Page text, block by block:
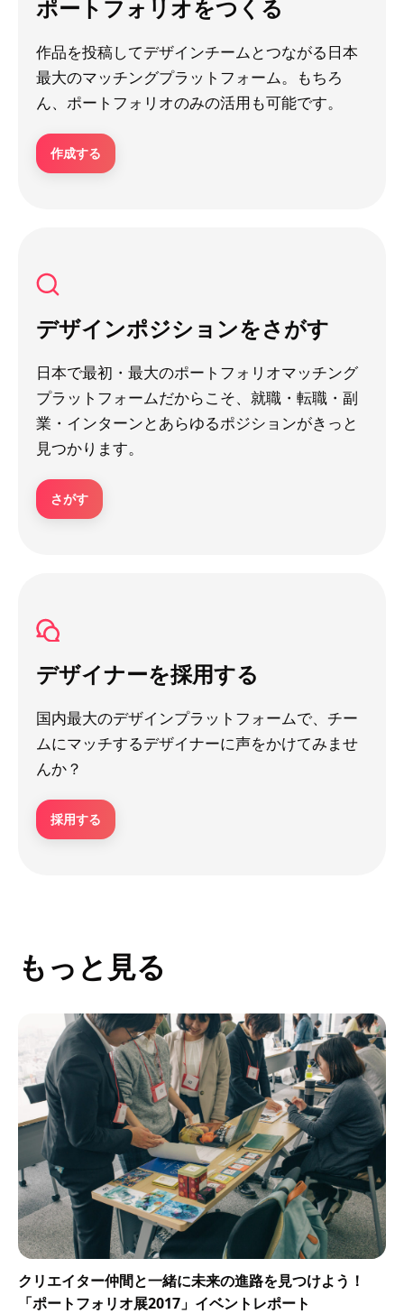
ポートフォリオをつくる
作品を投稿してデザインチームとつながる日本
最大のマッチングプラットフォーム。もちろ
ん、ポートフォリオのみの活用も可能です。
作成する
デザインポジションをさがす
日本で最初・最大のポートフォリオマッチング
プラットフォームだからこそ、就職・転職・副
業・インターンとあらゆるポジションがきっと
見つかります。
さがす
デザイナーを採用する
国内最大のデザインプラットフォームで、チー
ムにマッチするデザイナーに声をかけてみませ
んか？
採用する
もっと見る
クリエイター仲間と一緒に未来の進路を見つけよう！
「ポートフォリオ展2017」イベントレポート